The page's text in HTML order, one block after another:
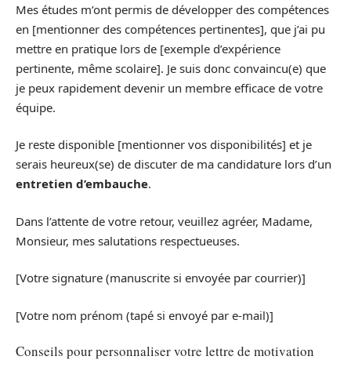
Mes études m’ont permis de développer des compétences
en [mentionner des compétences pertinentes], que j’ai pu
mettre en pratique lors de [exemple d’expérience
pertinente, même scolaire]. Je suis donc convaincu(e) que
je peux rapidement devenir un membre efficace de votre
équipe.
Je reste disponible [mentionner vos disponibilités] et je
serais heureux(se) de discuter de ma candidature lors d’un
entretien d’embauche.
Dans l’attente de votre retour, veuillez agréer, Madame,
Monsieur, mes salutations respectueuses.
[Votre signature (manuscrite si envoyée par courrier)]
[Votre nom prénom (tapé si envoyé par e-mail)]
Conseils pour personnaliser votre lettre de motivation